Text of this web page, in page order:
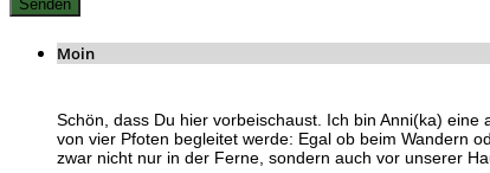
Moin
Schön, dass Du hier vorbeischaust. Ich bin Anni(ka)
von vier Pfoten begleitet werde: Egal ob beim Wandern
zwar nicht nur in der Ferne, sondern auch vor unserer